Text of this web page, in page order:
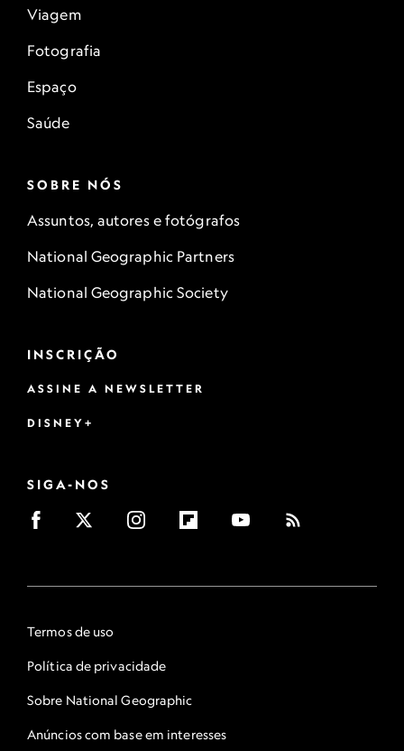
Viagem
Fotografia
Espaço
Saúde
SOBRE NÓS
Assuntos, autores e fotógrafos
National Geographic Partners
National Geographic Society
INSCRIÇÃO
ASSINE A NEWSLETTER
DISNEY+
SIGA-NOS
Termos de uso
Política de privacidade
Sobre National Geographic
Anúncios com base em interesses